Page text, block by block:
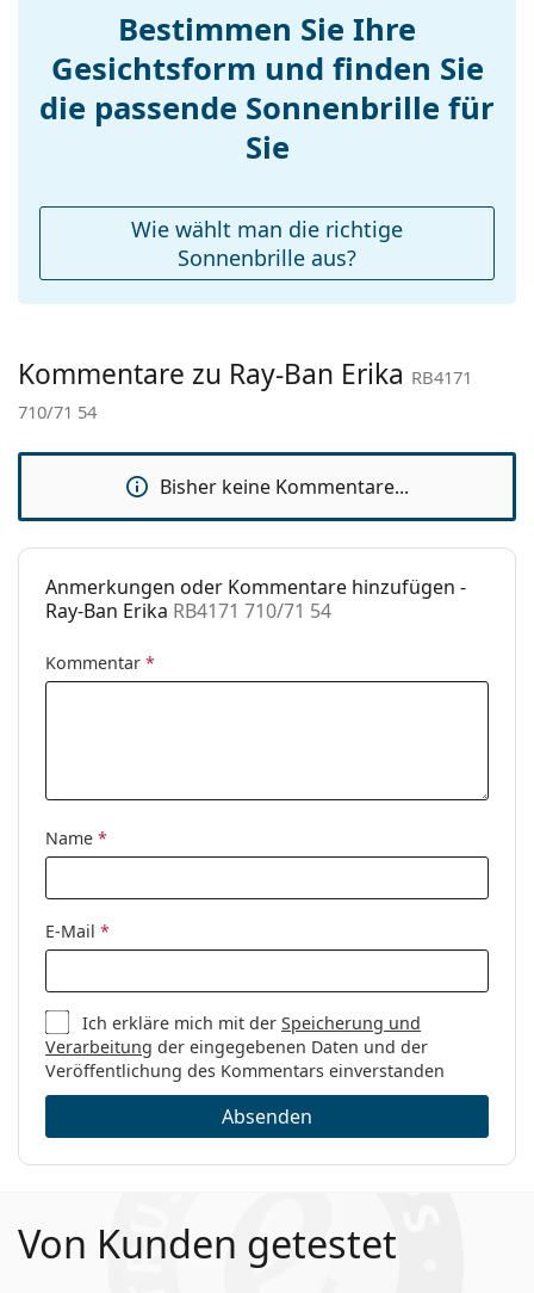
Nasenpads:
Nein
Accessories
Weiteres
Unisex
Verwendung:
Mode
Code:
Mit Stärke
verfügbar :
Ja
Bestimmen Sie Ihre
Gesichtsform und finden Sie
die passende Sonnenbrille für
Sie
Wie wählt man die richtige
Sonnenbrille aus?
Kommentare zu Ray-Ban Erika RB4171
710/71 54
Bisher keine Kommentare...
Anmerkungen oder Kommentare hinzufügen -
Ray-Ban Erika RB4171 710/71 54
Kommentar *
Name *
E-Mail *
Ich erkläre mich mit derSpeicherung und
Verarbeitung der eingegebenen Daten und der
Veröffentlichung des Kommentars einverstanden
Absenden
Von Kunden getestet